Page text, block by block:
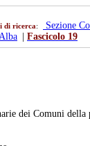
di ricerca: Sezione
Fascicolo 19
dei Comuni